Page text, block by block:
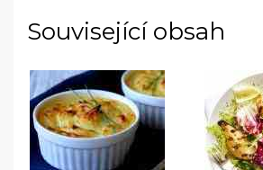
Související obsah